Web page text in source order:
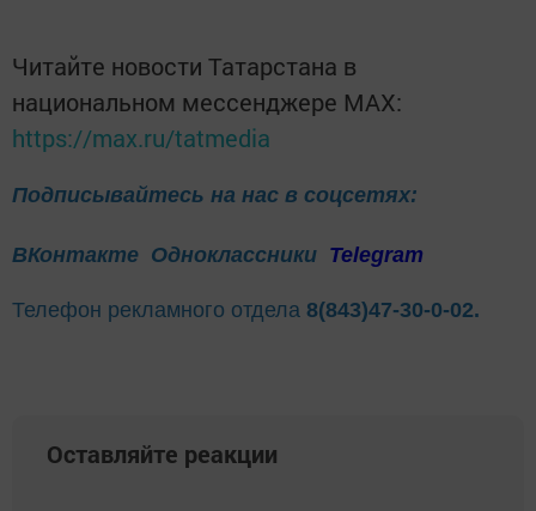
Читайте новости Татарстана в
национальном мессенджере MАХ:
https://max.ru/tatmedia
Подписывайтесь на нас в соцсетях:
ВКонтакте Одноклассники Telegram
Телефон рекламного отдела 8(843)47-30-0-02.
Оставляйте реакции